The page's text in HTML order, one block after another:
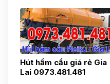
Hút hầm cầu giá rẻ Gia
Lai 0973.481.481